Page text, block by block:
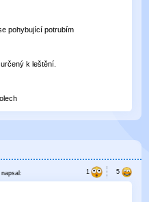
pohybující potrubím
k leštění.
napsal: